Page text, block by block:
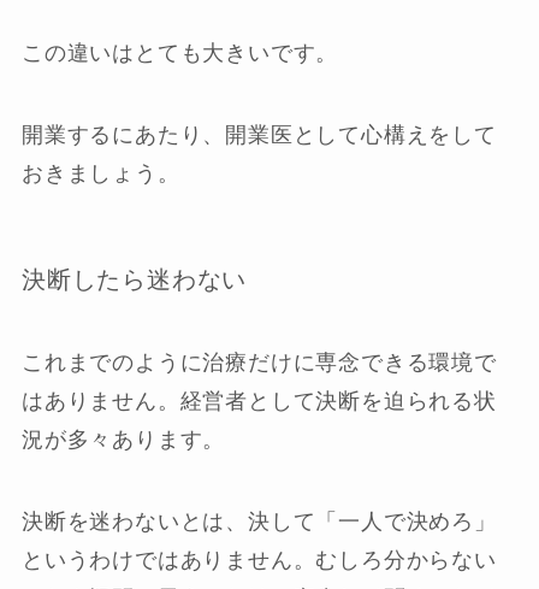
この違いはとても大きいです。
開業するにあたり、開業医として心構えをして
おきましょう。
決断したら迷わない
これまでのように治療だけに専念できる環境で
はありません。経営者として決断を迫られる状
況が多々あります。
決断を迷わないとは、決して「一人で決めろ」
というわけではありません。むしろ分からない